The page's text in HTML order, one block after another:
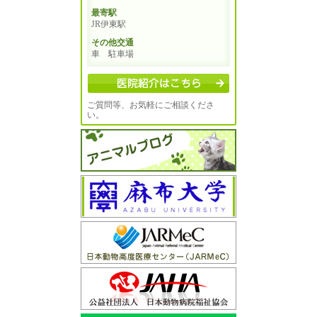
最寄駅
JR伊東駅
その他交通
車 駐車場
ご質問等、お気軽にご相談くださ
い。